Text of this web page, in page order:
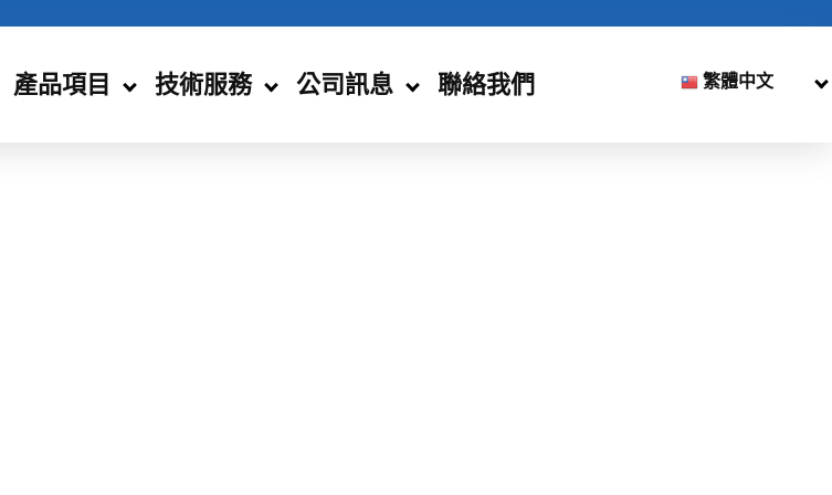
產品項目 技術服務 公司訊息 聯絡我們